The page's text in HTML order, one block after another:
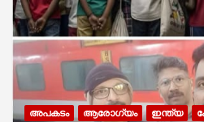
അപകടം ആരോഗ്യം ഇന്ത്യ